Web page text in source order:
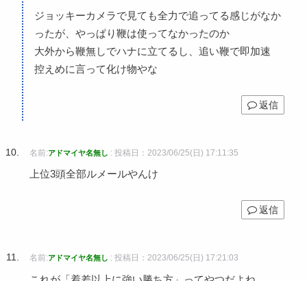
ジョッキーカメラで見ても全力で追ってる感じがなか
ったが、やっぱり鞭は使ってなかったのか
大外から鞭無しでハナに立てるし、追い鞭で即加速
控えめに言って化け物やな
返信
名前:アドマイヤ名無し : 投稿日：2023/06/25(日) 17:11:35
上位3頭全部ルメールやんけ
返信
名前:アドマイヤ名無し : 投稿日：2023/06/25(日) 17:21:03